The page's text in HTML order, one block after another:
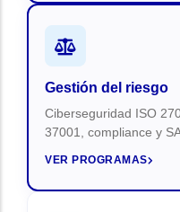
Gestión del riesgo
Ciberseguridad ISO
37001, compliance y
VER PROGRAMAS